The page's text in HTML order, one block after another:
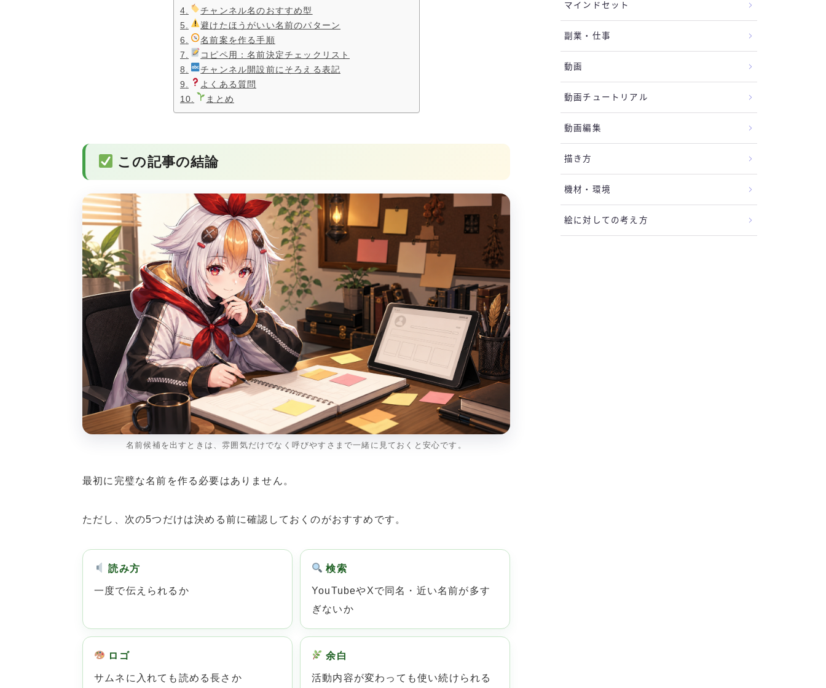
チャンネル名のおすすめ型
避けたほうがいい名前のパターン
名前案を作る手順
コピペ用：名前決定チェックリスト
チャンネル開設前にそろえる表記
よくある質問
まとめ
この記事の結論
名前候補を出すときは、雰囲気だけでなく呼びやすさまで一緒に見ておくと安心です。
最初に完璧な名前を作る必要はありません。
ただし、次の5つだけは決める前に確認しておくのがおすすめです。
読み方
一度で伝えられるか
検索
YouTubeやXで同名・近い名前が多す
ぎないか
ロゴ
サムネに入れても読める長さか
余白
活動内容が変わっても使い続けられる
マインドセット
副業・仕事
動画
動画チュートリアル
動画編集
描き方
機材・環境
絵に対しての考え方